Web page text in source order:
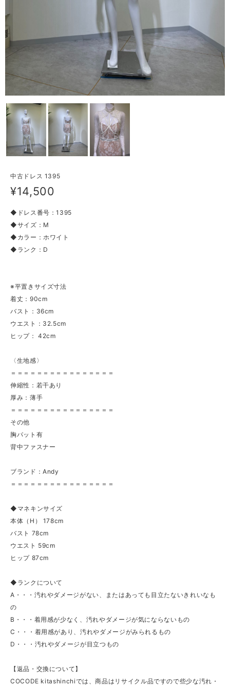
中古ドレス 1395
¥14,500
◆ドレス番号：1395
◆サイズ：M
◆カラー：ホワイト
◆ランク：D
※平置きサイズ寸法
着丈：90cm
バスト：36cm
ウエスト：32.5cm
ヒップ： 42cm
〈生地感〉
＝＝＝＝＝＝＝＝＝＝＝＝＝＝＝＝
伸縮性：若干あり
厚み：薄手
＝＝＝＝＝＝＝＝＝＝＝＝＝＝＝＝
その他
胸パット有
背中ファスナー
ブランド：Andy
＝＝＝＝＝＝＝＝＝＝＝＝＝＝＝＝
◆マネキンサイズ
本体（H） 178cm
バスト 78cm
ウエスト 59cm
ヒップ 87cm
◆ランクについて
A・・・汚れやダメージがない、またはあっても目立たないきれいなも
の
B・・・着用感が少なく、汚れやダメージが気にならないもの
C・・・着用感があり、汚れやダメージがみられるもの
D・・・汚れやダメージが目立つもの
【返品・交換について】
COCODE kitashinchiでは、商品はリサイクル品ですので些少な汚れ・